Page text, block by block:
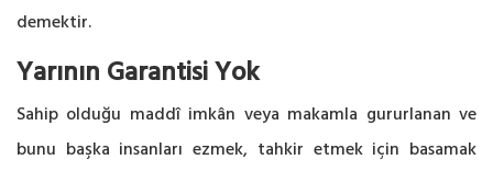
demektir.
Yarının Garantisi Yok
Sahip olduğu maddî imkân veya makamla gururlanan ve
bunu başka insanları ezmek, tahkir etmek için basamak